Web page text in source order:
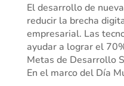
El desarrollo de
reducir la brecha
empresarial. Las
ayudar a lograr el
Metas de Desarrollo
En el marco del Día